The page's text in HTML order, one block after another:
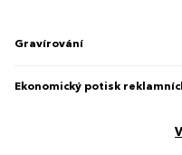
Gravírování
Ekonomický potisk